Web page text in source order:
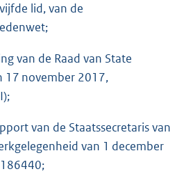
lid, van de
van de Raad van State
17 november 2017,
van de Staatssecretaris van
van 1 december